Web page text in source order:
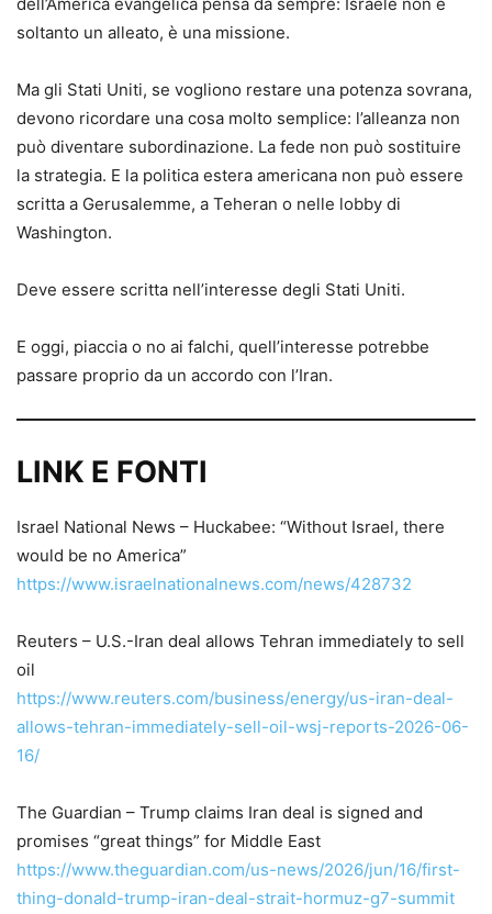
soltanto un alleato, è una missione.
Ma gli Stati Uniti, se vogliono restare una potenza sovrana,
devono ricordare una cosa molto semplice: l’alleanza non
può diventare subordinazione. La fede non può sostituire
la strategia. E la politica estera americana non può essere
scritta a Gerusalemme, a Teheran o nelle lobby di
Washington.
Deve essere scritta nell’interesse degli Stati Uniti.
E oggi, piaccia o no ai falchi, quell’interesse potrebbe
passare proprio da un accordo con l’Iran.
LINK E FONTI
Israel National News – Huckabee: “Without Israel, there
would be no America”
https://www.israelnationalnews.com/news/428732
Reuters – U.S.-Iran deal allows Tehran immediately to sell
oil
https://www.reuters.com/business/energy/us-iran-deal-
allows-tehran-immediately-sell-oil-wsj-reports-2026-06-
16/
The Guardian – Trump claims Iran deal is signed and
promises “great things” for Middle East
https://www.theguardian.com/us-news/2026/jun/16/first-
thing-donald-trump-iran-deal-strait-hormuz-g7-summit